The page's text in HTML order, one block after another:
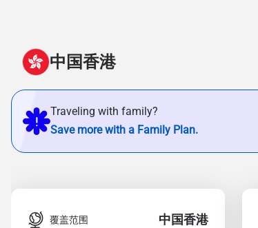
中国香港
Traveling with family?
Save more with a Family Plan.
覆盖范围 中国香港